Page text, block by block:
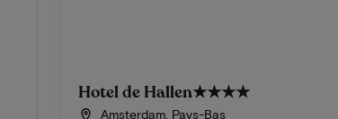
Hotel de Hallen★★★★
Amsterdam, Pays-Bas